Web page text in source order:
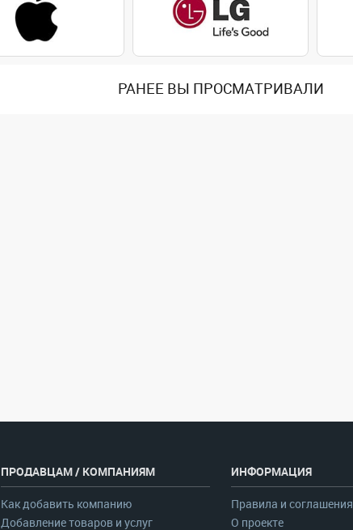
РАНЕЕ ВЫ ПРОСМАТРИВАЛИ
ПРОДАВЦАМ / КОМПАНИЯМ
Как добавить компанию
Добавление товаров и услуг
ИНФОРМАЦИЯ
Правила и соглашения
О проекте